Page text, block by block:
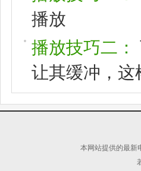
播放
播放技巧二：
让其缓冲，这
本网站提供的最新